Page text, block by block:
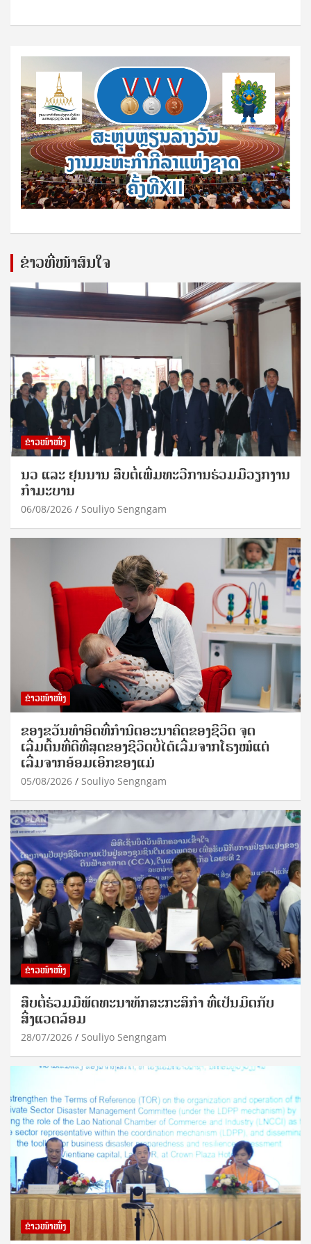
ຂ່າວທີ່ໜ້າສົນໃຈ
ຂ່າວໜ້າໜຶ່ງ
ນວ ແລະ ຢຸນນານ ສືບຕໍ່ເພີ່ມທະວີການຮ່ວມມືວຽກງານ
ກຳມະບານ
06/08/2026 Souliyo Sengngam
ຂ່າວໜ້າໜຶ່ງ
ຂອງຂວັນທໍາອິດທີ່ກໍານົດອະນາຄົດຂອງຊີວິດ ຈຸດ
ເລີ່ມຕົ້ນທີ່ດີທີ່ສຸດຂອງຊີວິດບໍ່ໄດ້ເລີ່ມຈາກໂຮງໝໍແຕ່
ເລີ່ມຈາກອ້ອມເອິກຂອງແມ່
05/08/2026 Souliyo Sengngam
ຂ່າວໜ້າໜຶ່ງ
ສືບຕໍ່ຮ່ວມມືພັດທະນາທັກສະກະສິກຳ ທີ່ເປັນມິດກັບ
ສິ່ງແວດລ້ອມ
28/07/2026 Souliyo Sengngam
ຂ່າວໜ້າໜຶ່ງ